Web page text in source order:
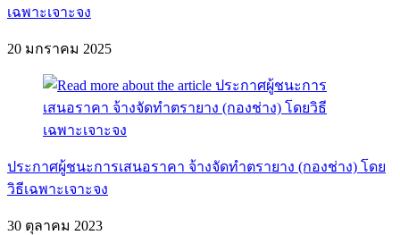
เฉพาะเจาะจง
20 มกราคม 2025
ประกาศผู้ชนะการเสนอราคา จ้างจัดทำตรายาง (กองช่าง) โดย
วิธีเฉพาะเจาะจง
30 ตุลาคม 2023